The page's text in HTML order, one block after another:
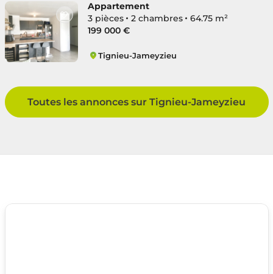
Appartement
3 pièces
2 chambres
64.75 m²
199 000 €
Tignieu-Jameyzieu
Toutes les annonces sur Tignieu-Jameyzieu